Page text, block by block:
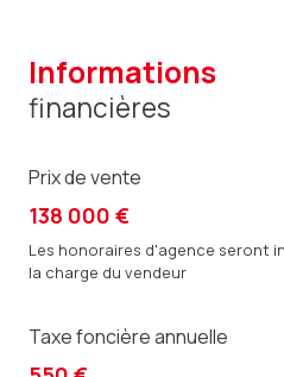
informations
financières
Prix de vente
138 000 €
Les honoraires d'agence seront
la charge du vendeur
Taxe foncière annuelle